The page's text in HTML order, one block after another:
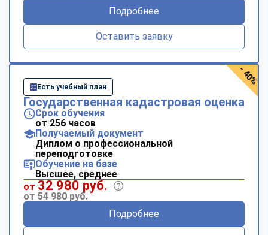
Подробнее
Оставить заявку
Есть учебный план
Государственная кадастровая оценка
Срок обучения
от 256 часов
Получаемый документ
Диплом о профессиональной
переподготовке
Обучение на базе
Высшее, среднее
от 32 980 руб.
от 54 980 руб.
Подробнее
- 40%